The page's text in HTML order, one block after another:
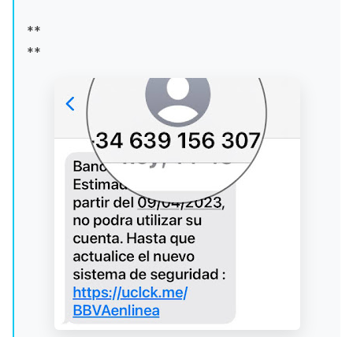
**
**